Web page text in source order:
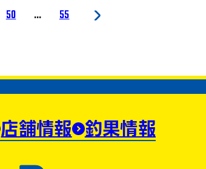
50 ... 55
店舗情報 釣果情報